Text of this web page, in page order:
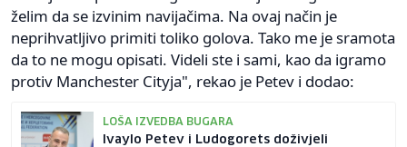
želim da se izvinim navijačima. Na ovaj način je
neprihvatljivo primiti toliko golova. Tako me je sramota
da to ne mogu opisati. Videli ste i sami, kao da igramo
protiv Manchester Cityja", rekao je Petev i dodao:
LOŠA IZVEDBA BUGARA
Ivaylo Petev i Ludogorets doživjeli